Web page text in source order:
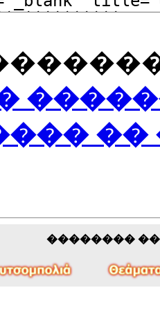
��
��������